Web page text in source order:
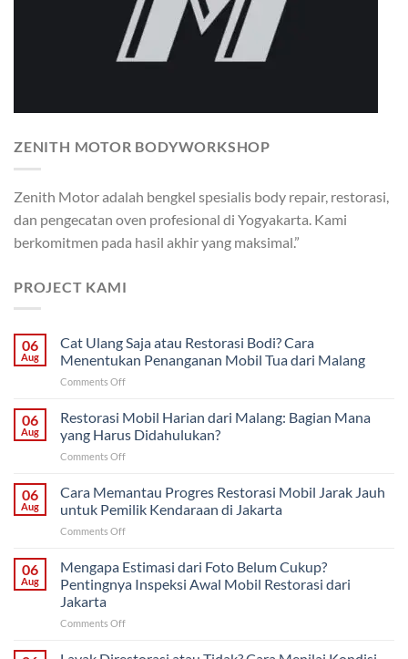
ZENITH MOTOR BODYWORKSHOP
Zenith Motor adalah bengkel spesialis body repair, restorasi,
dan pengecatan oven profesional di Yogyakarta. Kami
berkomitmen pada hasil akhir yang maksimal.”
PROJECT KAMI
06
Aug
Cat Ulang Saja atau Restorasi Bodi? Cara
Menentukan Penanganan Mobil Tua dari Malang
Comments Offon
Ulang
atau
Restorasi
Cara
Menentukan
dari
Malang
06
Aug
Restorasi Mobil Harian dari Malang: Bagian Mana
yang Harus Didahulukan?
Comments Offon
Mobil
dari
Malang:
Mana
yang
06
Aug
Cara Memantau Progres Restorasi Mobil Jarak Jauh
untuk Pemilik Kendaraan di Jakarta
Comments Offon
Memantau
Restorasi
Jarak
untuk
06
Aug
Mengapa Estimasi dari Foto Belum Cukup?
Pentingnya Inspeksi Awal Mobil Restorasi dari
Jakarta
Comments Offon
Estimasi